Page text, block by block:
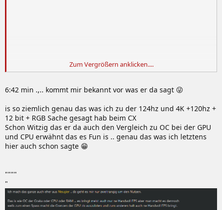
Zum Vergrößern anklicken....
6:42 min .,.. kommt mir bekannt vor was er da sagt 😜
is so ziemlich genau das was ich zu der 124hz und 4K +120hz +
12 bit + RGB Sache gesagt hab beim CX
Schon Witzig das er da auch den Vergleich zu OC bei der GPU
und CPU erwähnt das es Fun is .. genau das was ich letztens
hier auch schon sagte 😁
""""
"